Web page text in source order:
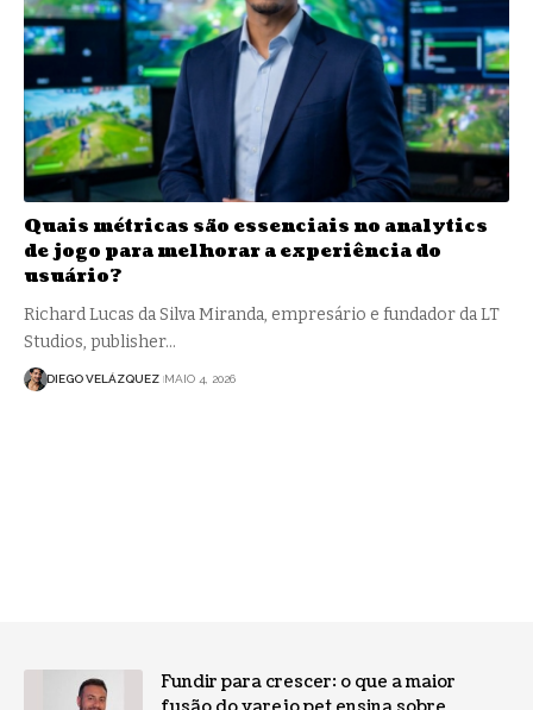
Quais métricas são essenciais no analytics
de jogo para melhorar a experiência do
usuário?
Richard Lucas da Silva Miranda, empresário e fundador da LT
Studios, publisher…
DIEGO VELÁZQUEZ MAIO 4, 2026
Fundir para crescer: o que a maior